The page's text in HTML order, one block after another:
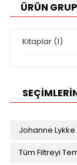
ÜRÜN
Kitaplar (1)
Johanne Lykke
Tüm Filtreyi